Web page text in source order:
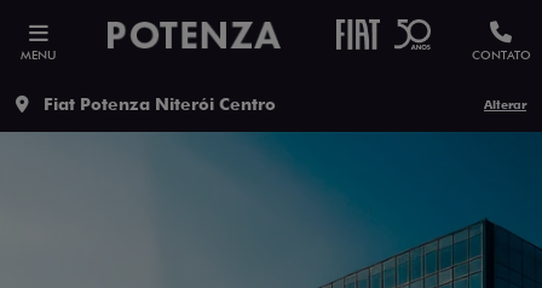
MENU CONTATO
Fiat Potenza Niterói Centro Alterar
ESTOU INTERESSADO